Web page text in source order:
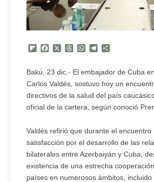
Flipboard
FacebookThreadsWhatsApp
Telegram
Bakú, 23 dic.- El embajador de Cuba
Carlos Valdés, sostuvo hoy un
directivos de la salud del país
oficial de la cartera, según conoció
Valdés refirió que durante el encuentro
satisfacción por el desarrollo de las
bilaterales entre Azerbaiyán y Cuba,
existencia de una estrecha
países en numerosos ámbitos, incluido